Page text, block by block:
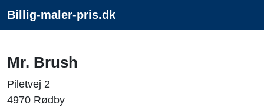
Billig-maler-pris.dk
Mr. Brush
Piletvej 2
4970 Rødby